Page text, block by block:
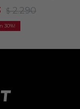
$ 2.290
30